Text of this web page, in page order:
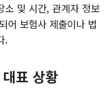
소 및 시간, 관계자 정보
어 보험사 제출이나 법
.
표 상황